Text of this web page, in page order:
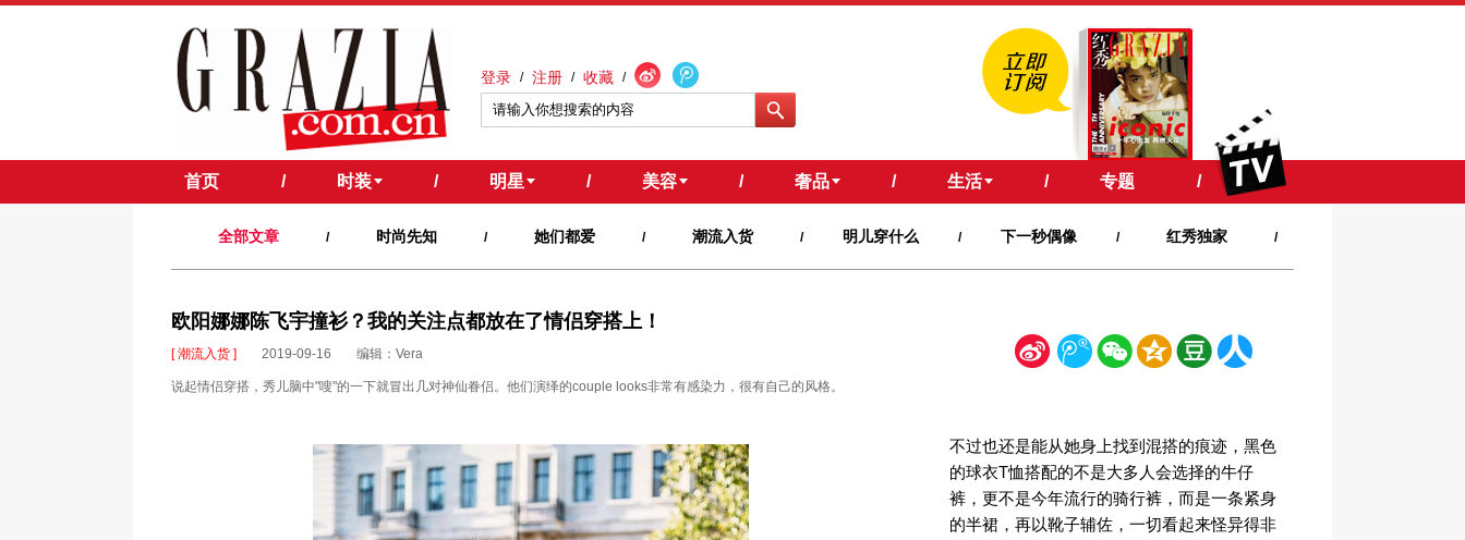
登录 / 注册 / 收藏 /
首页 / 时装 / 明星 / 美容 / 奢品 / 生活 / 专题 /
全部文章 / 时尚先知 / 她们都爱 / 潮流入货 / 明儿穿什么 / 下一秒偶像 / 红秀独家 /
欧阳娜娜陈飞宇撞衫？我的关注点都放在了情侣穿搭上！
[ 潮流入货 ] 2019-09-16 编辑：Vera
说起情侣穿搭，秀儿脑中"嗖"的一下就冒出几对神仙眷侣。他们演绎的couple looks非常有感染力，很有自己的风格。
新 腾 微 空 豆
不过也还是能从她身上找到混搭的痕迹，黑色
的球衣T恤搭配的不是大多人会选择的牛仔
裤，更不是今年流行的骑行裤，而是一条紧身
的半裙，再以靴子辅佐，一切看起来怪异得非